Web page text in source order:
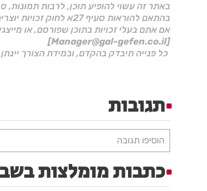
באתר זה עשוי להופיע תוכן, לרבות תמונות,
בהתאם להוראות סעיף 27א לחוק זכויות יוצרים, התשס"ח–2007.
אם אתם בעלי זכויות בתוכן שפורסם, או
[Manager@gal-gefen.co.il]
כל פנייה תיבדק בהקדם, ובמידת הצורך
תגובות
הוסיפו תגובה
כתבות מומלצות